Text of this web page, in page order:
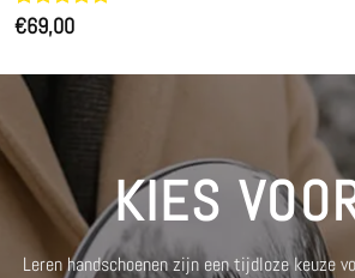
Waardering
op 5
op
11
klantbeoordelingen
€69,00
KIES
Leren handschoenen zijn een tijdloze keuze